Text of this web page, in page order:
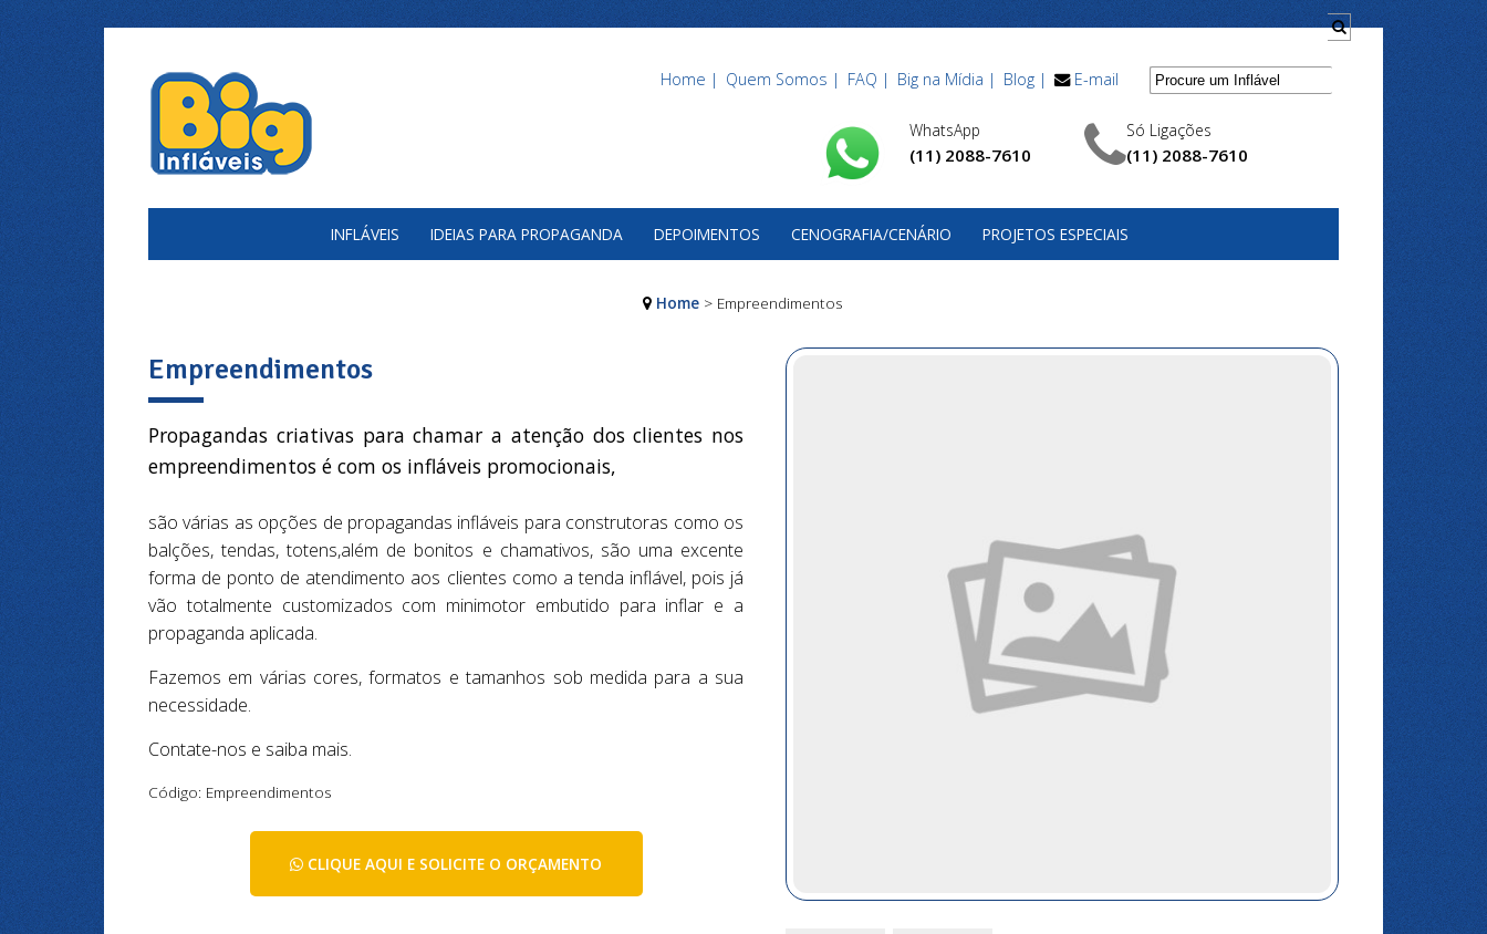
Home | Quem Somos | FAQ | Big na Mídia | Blog | E-mail
Só Ligações
(11) 2088-7610
WhatsApp
(11) 2088-7610
INFLÁVEIS IDEIAS PARA PROPAGANDA DEPOIMENTOS CENOGRAFIA/CENÁRIO PROJETOS ESPECIAIS
Home > Empreendimentos
Empreendimentos
Propagandas criativas para chamar a atenção dos clientes nos
empreendimentos é com os infláveis promocionais,
são várias as opções de propagandas infláveis para construtoras como os
balções, tendas, totens,além de bonitos e chamativos, são uma excente
forma de ponto de atendimento aos clientes como a tenda inflável, pois já
vão totalmente customizados com minimotor embutido para inflar e a
propaganda aplicada.
Fazemos em várias cores, formatos e tamanhos sob medida para a sua
necessidade.
Contate-nos e saiba mais.
Código: Empreendimentos
CLIQUE AQUI E SOLICITE O ORÇAMENTO